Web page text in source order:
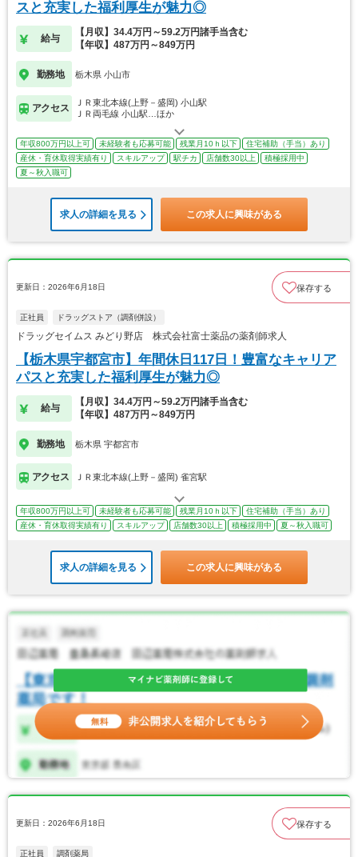
スと充実した福利厚生が魅力◎
給与
【月収】34.4万円～59.2万円諸手当含む
【年収】487万円～849万円
勤務地 栃木県 小山市
アクセス
ＪＲ東北本線(上野－盛岡) 小山駅
ＪＲ両毛線 小山駅…ほか
年収800万円以上可 未経験者も応募可能 残業月10ｈ以下
住宅補助（手当）あり
産休・育休取得実績有り
スキルアップ 駅チカ 店舗数30以上
積極採用中
夏～秋入職可
求人の詳細を見る この求人に興味がある
更新日：2026年6月18日 保存する
正社員 ドラッグストア（調剤併設）
ドラッグセイムス みどり野店 株式会社富士薬品の薬剤師求人
【栃木県宇都宮市】年間休日117日！豊富なキャリア
パスと充実した福利厚生が魅力◎
給与
【月収】34.4万円～59.2万円諸手当含む
【年収】487万円～849万円
勤務地 栃木県 宇都宮市
アクセス ＪＲ東北本線(上野－盛岡) 雀宮駅
年収800万円以上可 未経験者も応募可能 残業月10ｈ以下
住宅補助（手当）あり
産休・育休取得実績有り
スキルアップ 店舗数30以上 積極採用中 夏～秋入職可
求人の詳細を見る この求人に興味がある
更新日：2026年6月18日 保存する
正社員 調剤薬局